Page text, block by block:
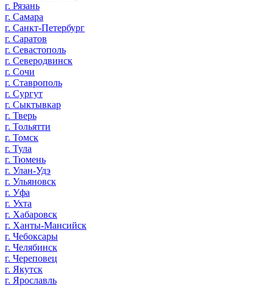
г. Рязань
г. Самара
г. Санкт-Петербург
г. Саратов
г. Севастополь
г. Северодвинск
г. Сочи
г. Ставрополь
г. Сургут
г. Сыктывкар
г. Тверь
г. Тольятти
г. Томск
г. Тула
г. Тюмень
г. Улан-Удэ
г. Ульяновск
г. Уфа
г. Ухта
г. Хабаровск
г. Ханты-Мансийск
г. Чебоксары
г. Челябинск
г. Череповец
г. Якутск
г. Ярославль